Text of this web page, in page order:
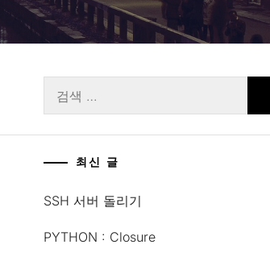
색:
최신 글
SSH 서버 돌리기
PYTHON : Closure